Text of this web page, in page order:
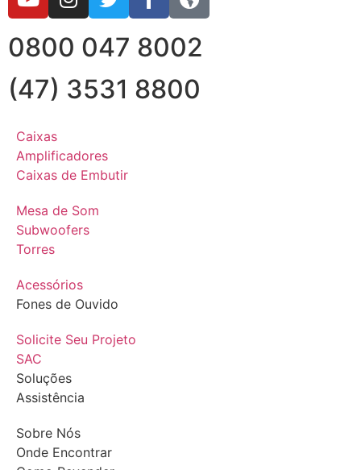
0800 047 8002
(47) 3531 8800
Caixas
Amplificadores
Caixas de Embutir
Mesa de Som
Subwoofers
Torres
Acessórios
Fones de Ouvido
Solicite Seu Projeto
SAC
Soluções
Assistência
Sobre Nós
Onde Encontrar